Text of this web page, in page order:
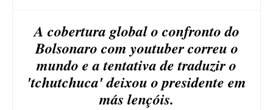
A cobertura global o confronto do
Bolsonaro com youtuber correu o
mundo e a tentativa de traduzir o
'tchutchuca' deixou o presidente em
más lençóis.